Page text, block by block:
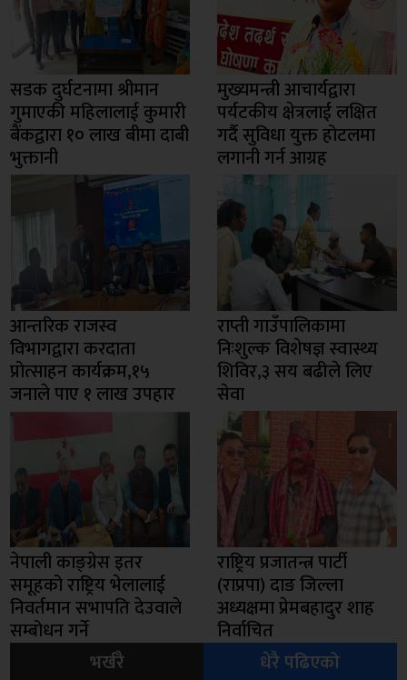
सडक दुर्घटनामा श्रीमान
गुमाएकी महिलालाई कुमारी
बैंकद्वारा १० लाख बीमा दाबी
भुक्तानी
मुख्यमन्त्री आचार्यद्वारा
पर्यटकीय क्षेत्रलाई लक्षित
गर्दै सुविधा युक्त होटलमा
लगानी गर्न आग्रह
आन्तरिक राजस्व
विभागद्वारा करदाता
प्रोत्साहन कार्यक्रम,१५
जनाले पाए १ लाख उपहार
राप्ती गाउँपालिकामा
निःशुल्क विशेषज्ञ स्वास्थ्य
शिविर,३ सय बढीले लिए
सेवा
नेपाली काङ्ग्रेस इतर
समूहको राष्ट्रिय भेलालाई
निवर्तमान सभापति देउवाले
सम्बोधन गर्ने
राष्ट्रिय प्रजातन्त्र पार्टी
(राप्रपा) दाङ जिल्ला
अध्यक्षमा प्रेमबहादुर शाह
निर्वाचित
भर्खरै
धेरै पढिएको